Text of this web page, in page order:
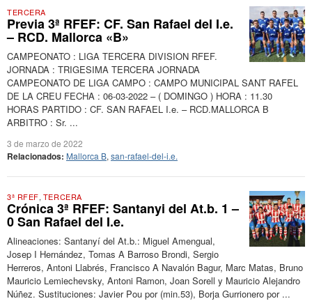
TERCERA
Previa 3ª RFEF: CF. San Rafael del I.e.
– RCD. Mallorca «B»
CAMPEONATO : LIGA TERCERA DIVISION RFEF.
JORNADA : TRIGESIMA TERCERA JORNADA
CAMPEONATO DE LIGA CAMPO : CAMPO MUNICIPAL SANT RAFEL
DE LA CREU FECHA : 06-03-2022 – ( DOMINGO ) HORA : 11.30
HORAS PARTIDO : CF. SAN RAFAEL I.e. – RCD.MALLORCA B
ARBITRO : Sr. ...
3 de marzo de 2022
Relacionados: Mallorca B, san-rafael-del-i.e.
3ª RFEF, TERCERA
Crónica 3ª RFEF: Santanyi del At.b. 1 –
0 San Rafael del I.e.
Alineaciones: Santanyí del At.b.: Miguel Amengual,
Josep I Hernández, Tomas A Barroso Brondi, Sergio
Herreros, Antoni Llabrés, Francisco A Navalón Bagur, Marc Matas, Bruno
Mauricio Lemiechevsky, Antoni Ramon, Joan Sorell y Mauricio Alejandro
Núñez. Sustituciones: Javier Pou por (min.53), Borja Gurrionero por ...